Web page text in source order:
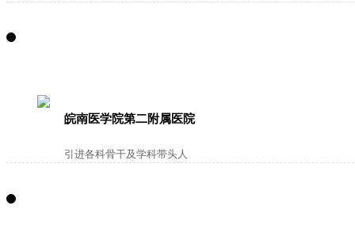
皖南医学院第二附属医院
引进各科骨干及学科带头人